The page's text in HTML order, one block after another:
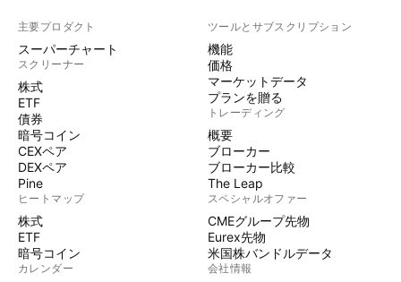
主要プロダクト
スーパーチャート
スクリーナー
株式
ETF
債券
暗号コイン
CEXペア
DEXペア
Pine
ヒートマップ
株式
ETF
暗号コイン
カレンダー
ツールとサブスクリプション
機能
価格
マーケットデータ
プランを贈る
トレーディング
概要
ブローカー
ブローカー比較
The Leap
スペシャルオファー
CMEグループ先物
Eurex先物
米国株バンドルデータ
会社情報